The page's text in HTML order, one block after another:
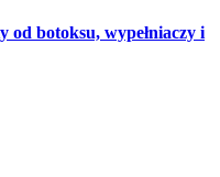
od botoksu, wypełniaczy i